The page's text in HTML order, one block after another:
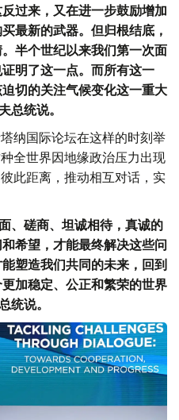
过来，又在进一步鼓励增加
最新的武器。但归根结底，
半个世纪以来我们第一次面
明了这一点。而所有这一
切的关注气候变化这一重大
总统说。
纳国际论坛在这样的时刻举
全世界因地缘政治压力出现
此距离，推动相互对话，实
、磋商、坦诚相待，真诚的
希望，才能最终解决这些问
塑造我们共同的未来，回到
加稳定、公正和繁荣的世界
统说。